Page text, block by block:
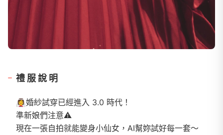
禮服說明
👰‍♀️婚紗試穿已經進入 3.0 時代！
準新娘們注意⚠️
現在一張自拍就能變身小仙女，AI幫妳試好每一套～